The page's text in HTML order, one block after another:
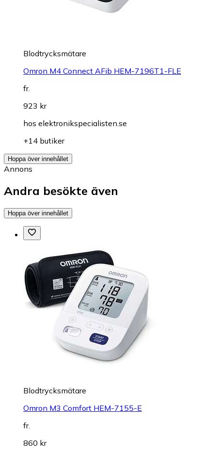
Blodtrycksmätare
Omron M4 Connect AFib HEM-7196T1-FLE
fr.
923 kr
hos elektronikspecialisten.se
+14 butiker
Hoppa över innehållet
Annons
Andra besökte även
Hoppa över innehållet
Blodtrycksmätare
Omron M3 Comfort HEM-7155-E
fr.
860 kr